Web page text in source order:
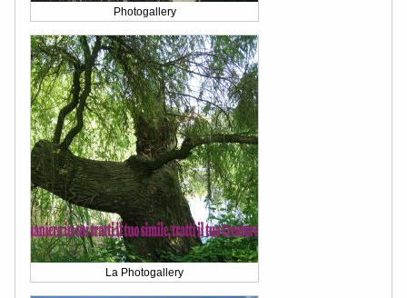
Photogallery
La Photogallery